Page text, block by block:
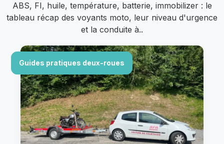
ABS, FI, huile, température, batterie, immobilizer : le
tableau récap des voyants moto, leur niveau d'urgence
et la conduite à..
Guides pratiques deux-roues